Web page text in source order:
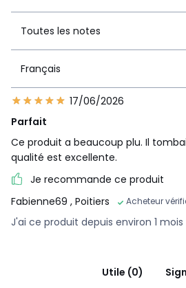
Toutes les notes
Français
17/06/2026
Parfait
Ce produit a beaucoup plu. Il
qualité est excellente.
Je recommande ce produit
Fabienne69 , Poitiers Acheteur
J'ai ce produit depuis environ 1 mois
Utile (0)